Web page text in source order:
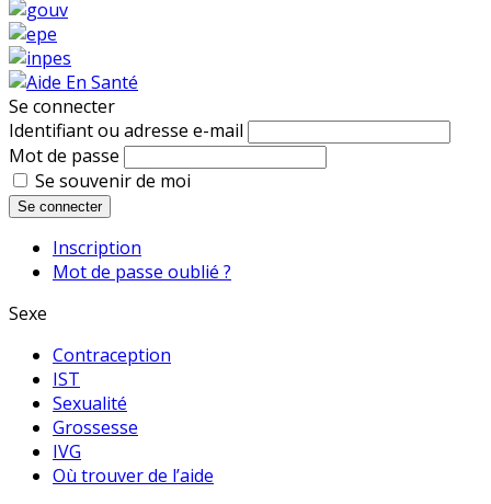
Se connecter
Identifiant ou adresse e-mail
Mot de passe
Se souvenir de moi
Se connecter
Inscription
Mot de passe oublié ?
Sexe
Contraception
IST
Sexualité
Grossesse
IVG
Où trouver de l’aide